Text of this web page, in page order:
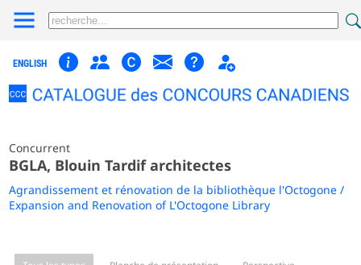
ENGLISH
Concurrent
BGLA, Blouin Tardif architectes
Agrandissement et rénovation de la bibliothèque l'Octogone /
Expansion and Renovation of L'Octogone Library